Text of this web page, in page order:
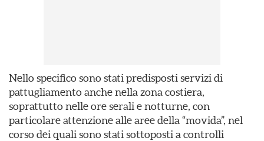
Nello specifico sono stati predisposti servizi di
pattugliamento anche nella zona costiera,
soprattutto nelle ore serali e notturne, con
particolare attenzione alle aree della “movida”, nel
corso dei quali sono stati sottoposti a controlli